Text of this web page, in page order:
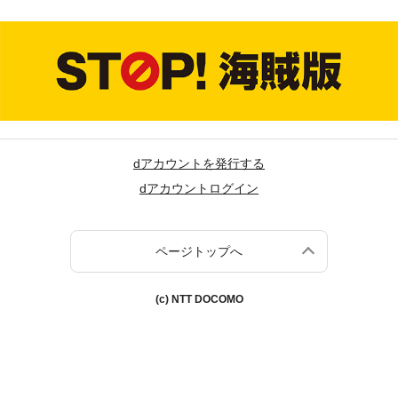
dアカウントを発行する
dアカウントログイン
ページトップへ
(c) NTT DOCOMO